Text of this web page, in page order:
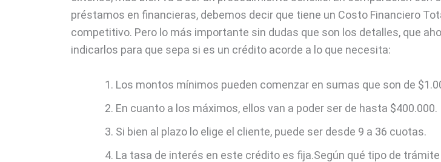
préstamos en financieras, debemos decir que tiene un Costo Financiero
competitivo. Pero lo más importante sin dudas que son los detalles, que
indicarlos para que sepa si es un crédito acorde a lo que necesita:
Los montos mínimos pueden comenzar en sumas que son de
En cuanto a los máximos, ellos van a poder ser de hasta $400.000.
Si bien al plazo lo elige el cliente, puede ser desde 9 a 36 cuotas.
La tasa de interés en este crédito es fija.Según qué tipo de